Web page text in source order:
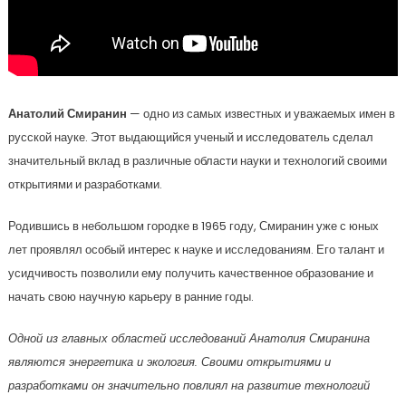
Анатолий Смиранин — одно из самых известных и уважаемых имен в
русской науке. Этот выдающийся ученый и исследователь сделал
значительный вклад в различные области науки и технологий своими
открытиями и разработками.
Родившись в небольшом городке в 1965 году, Смиранин уже с юных
лет проявлял особый интерес к науке и исследованиям. Его талант и
усидчивость позволили ему получить качественное образование и
начать свою научную карьеру в ранние годы.
Одной из главных областей исследований Анатолия Смиранина
являются энергетика и экология. Своими открытиями и
разработками он значительно повлиял на развитие технологий